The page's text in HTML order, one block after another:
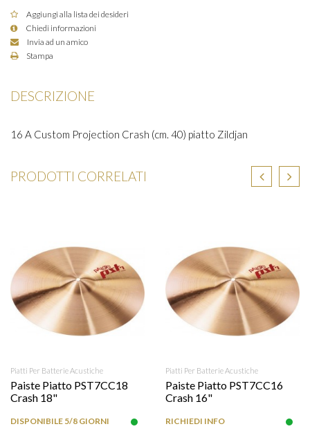
Aggiungi alla lista dei desideri
Chiedi informazioni
Invia ad un amico
Stampa
DESCRIZIONE
16 A Custom Projection Crash (cm. 40) piatto Zildjan
PRODOTTI CORRELATI
Piatti Per Batterie Acustiche
Paiste Piatto PST7CC18
Crash 18"
DISPONIBILE 5/8 GIORNI
Piatti Per Batterie Acustiche
Paiste Piatto PST7CC16
Crash 16"
RICHIEDI INFO